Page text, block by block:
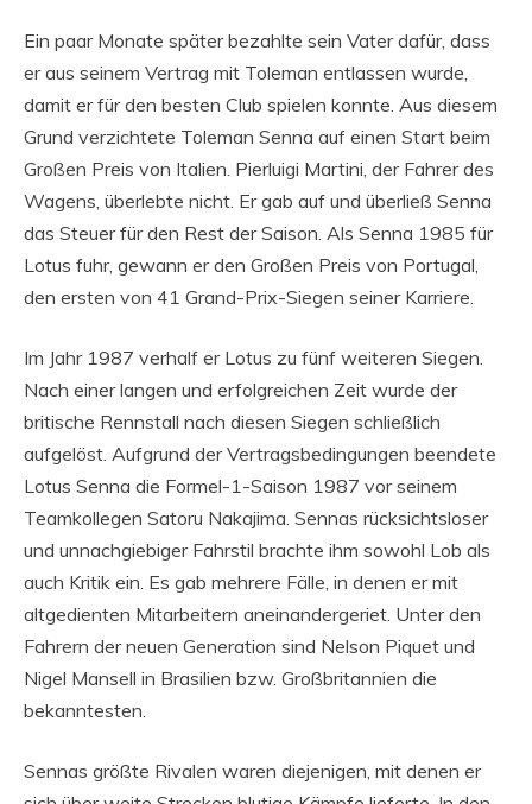
Ein paar Monate später bezahlte sein Vater dafür, dass
er aus seinem Vertrag mit Toleman entlassen wurde,
damit er für den besten Club spielen konnte. Aus diesem
Grund verzichtete Toleman Senna auf einen Start beim
Großen Preis von Italien. Pierluigi Martini, der Fahrer des
Wagens, überlebte nicht. Er gab auf und überließ Senna
das Steuer für den Rest der Saison. Als Senna 1985 für
Lotus fuhr, gewann er den Großen Preis von Portugal,
den ersten von 41 Grand-Prix-Siegen seiner Karriere.
Im Jahr 1987 verhalf er Lotus zu fünf weiteren Siegen.
Nach einer langen und erfolgreichen Zeit wurde der
britische Rennstall nach diesen Siegen schließlich
aufgelöst. Aufgrund der Vertragsbedingungen beendete
Lotus Senna die Formel-1-Saison 1987 vor seinem
Teamkollegen Satoru Nakajima. Sennas rücksichtsloser
und unnachgiebiger Fahrstil brachte ihm sowohl Lob als
auch Kritik ein. Es gab mehrere Fälle, in denen er mit
altgedienten Mitarbeitern aneinandergeriet. Unter den
Fahrern der neuen Generation sind Nelson Piquet und
Nigel Mansell in Brasilien bzw. Großbritannien die
bekanntesten.
Sennas größte Rivalen waren diejenigen, mit denen er